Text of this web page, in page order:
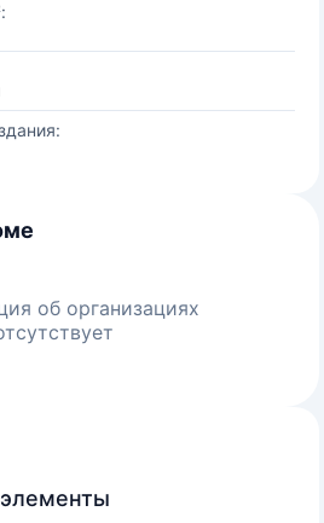
об организациях